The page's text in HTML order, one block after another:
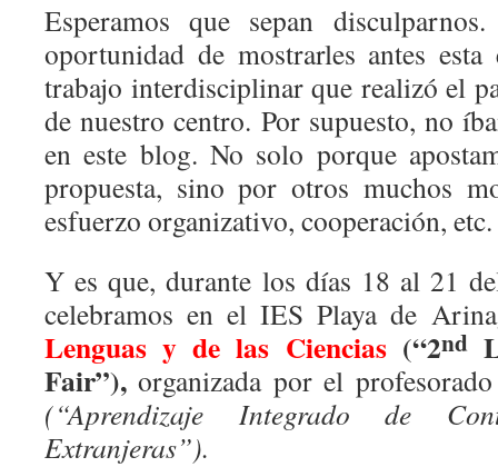
Esperamos que sepan
oportunidad de mostrarles antes
trabajo interdisciplinar que realizó el
de nuestro centro. Por supuesto, no
en este blog. No solo porque
propuesta, sino por otros muchos
esfuerzo organizativo, cooperación, etc.
Y es que, durante los días 18 al 21
celebramos en el IES Playa de
Lenguas y de las Ciencias (“2nd
Fair”), organizada por el
(“Aprendizaje Integrado de
Extranjeras”).